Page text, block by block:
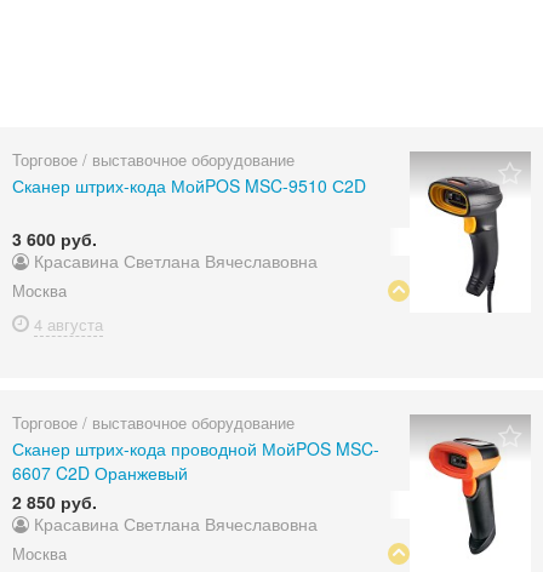
Торговое / выставочное оборудование
Сканер штрих-кода МойPOS MSC-9510 С2D
3 600 руб.
Красавина Светлана Вячеславовна
Москва
4 августа
Торговое / выставочное оборудование
Сканер штрих-кода проводной МойPOS MSC-
6607 C2D Оранжевый
2 850 руб.
Красавина Светлана Вячеславовна
Москва